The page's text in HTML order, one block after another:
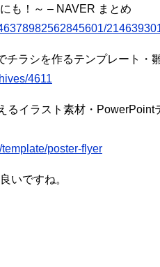
も！～ – NAVER まとめ
チラシを作るテンプレート・
4611
るイラスト素材・PowerPoint
poster-flyer
いですね。